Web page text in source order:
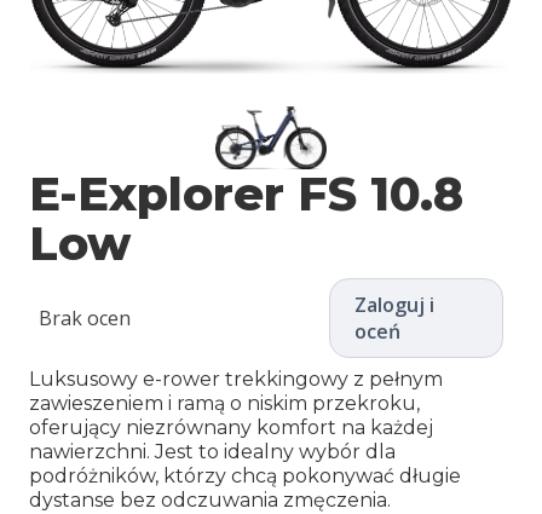
E-Explorer FS 10.8
Low
Brak ocen
Zaloguj i
oceń
Luksusowy e-rower trekkingowy z pełnym
zawieszeniem i ramą o niskim przekroku,
oferujący niezrównany komfort na każdej
nawierzchni. Jest to idealny wybór dla
podróżników, którzy chcą pokonywać długie
dystanse bez odczuwania zmęczenia.